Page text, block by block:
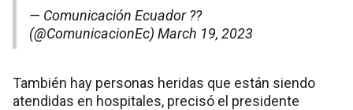
— Comunicación Ecuador ??
(@ComunicacionEc) March 19, 2023
También hay personas heridas que están siendo
atendidas en hospitales, precisó el presidente